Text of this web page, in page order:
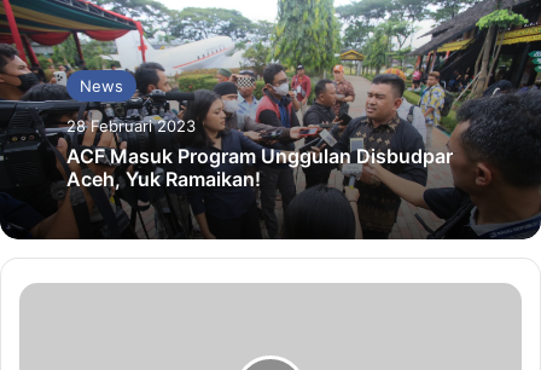
News
28 Februari 2023
ACF Masuk Program Unggulan Disbudpar
Aceh, Yuk Ramaikan!